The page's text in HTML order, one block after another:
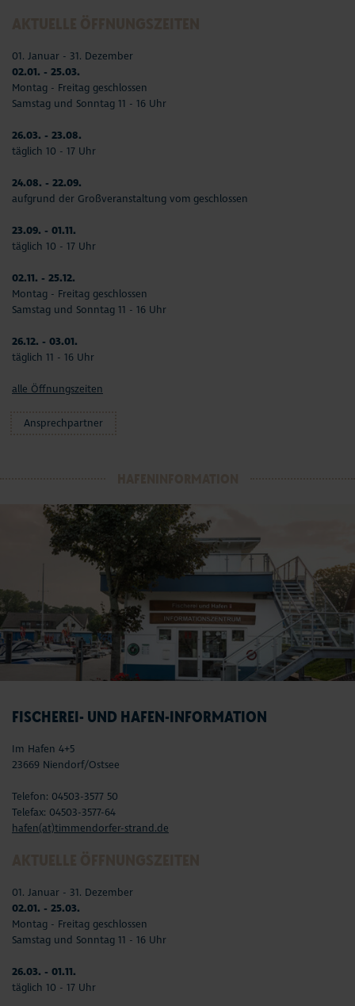
01. Januar - 31. Dezember
02.01. - 25.03.
Montag - Freitag geschlossen
Samstag und Sonntag 11 - 16 Uhr
26.03. - 23.08.
täglich 10 - 17 Uhr
24.08. - 22.09.
aufgrund der Großveranstaltung vom geschlossen
23.09. - 01.11.
täglich 10 - 17 Uhr
02.11. - 25.12.
Montag - Freitag geschlossen
Samstag und Sonntag 11 - 16 Uhr
26.12. - 03.01.
täglich 11 - 16 Uhr
alle Öffnungszeiten
Ansprechpartner
FISCHEREI- UND HAFEN-INFORMATION
Im Hafen 4+5
23669 Niendorf/Ostsee
Telefon: 04503-3577 50
Telefax: 04503-3577-64
hafen(at)timmendorfer-strand.de
01. Januar - 31. Dezember
02.01. - 25.03.
Montag - Freitag geschlossen
Samstag und Sonntag 11 - 16 Uhr
26.03. - 01.11.
täglich 10 - 17 Uhr